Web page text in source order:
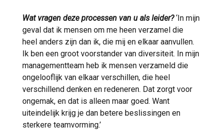
Wat vragen deze processen van u als leider?‘In mijn
geval dat ik mensen om me heen verzamel die
heel anders zijn dan ik, die mij en elkaar aanvullen.
Ik ben een groot voorstander van diversiteit. In mijn
managementteam heb ik mensen verzameld die
ongelooflijk van elkaar verschillen, die heel
verschillend denken en redeneren. Dat zorgt voor
ongemak, en dat is alleen maar goed. Want
uiteindelijk krijg je dan betere beslissingen en
sterkere teamvorming.’